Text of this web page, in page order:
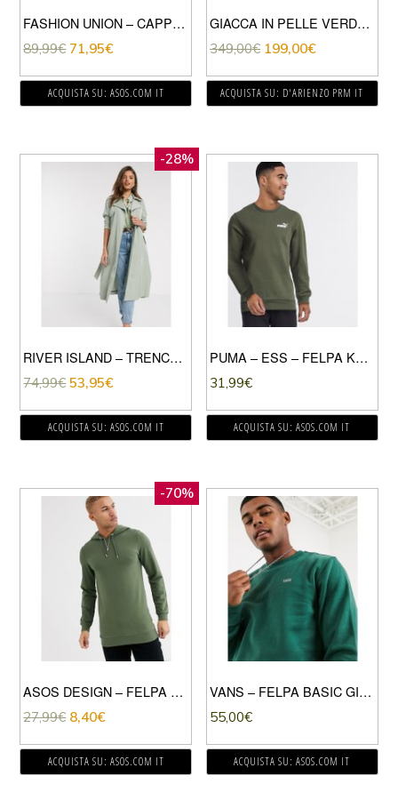
FASHION UNION – CAPPOTTO CON COLLETTO E CINTURA IN ECOPELLE PU-VERDE
89,99€ 71,95€
ACQUISTA SU: ASOS.COM IT
GIACCA IN PELLE VERDE EFFETTO VINTAGE QUATTRO TASCHE
349,00€ 199,00€
ACQUISTA SU: D'ARIENZO PRM IT
-28%
RIVER ISLAND – TRENCH VERDE SALVIA CON CINTURA
74,99€ 53,95€
ACQUISTA SU: ASOS.COM IT
PUMA – ESS – FELPA KAKI-VERDE
31,99€
ACQUISTA SU: ASOS.COM IT
-70%
ASOS DESIGN – FELPA LUNGA ATTILLATA CON CAPPUCCIO KAKI-VERDE
27,99€ 8,40€
ACQUISTA SU: ASOS.COM IT
VANS – FELPA BASIC GIROCOLLO IN PILE VERDE
55,00€
ACQUISTA SU: ASOS.COM IT